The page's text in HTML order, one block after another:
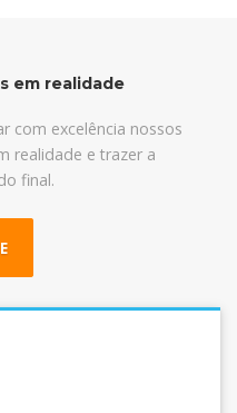
em realidade
com excelência nossos
realidade e trazer a
final.